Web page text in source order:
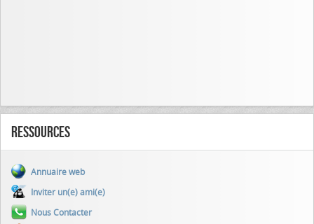
Ressources
Annuaire web
Inviter un(e) ami(e)
Nous Contacter